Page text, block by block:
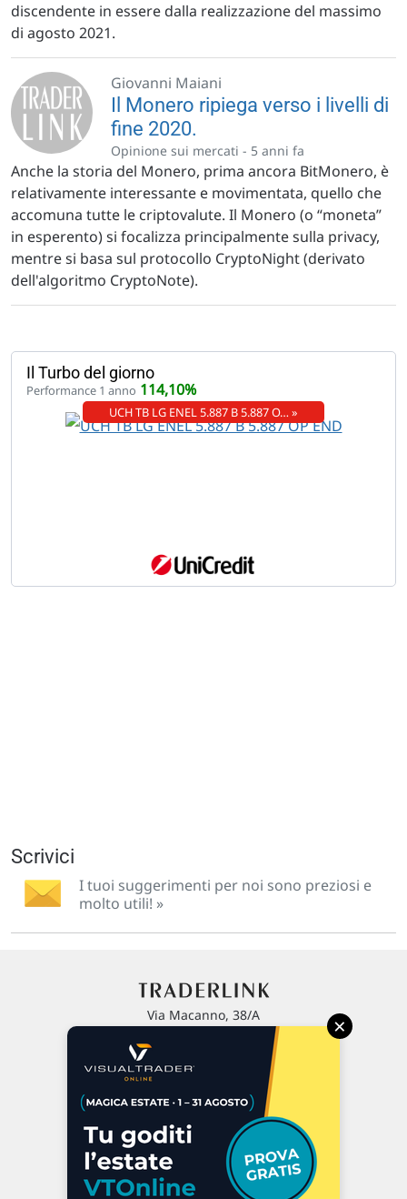
discendente in essere dalla realizzazione del massimo
di agosto 2021.
Giovanni Maiani
Il Monero ripiega verso i livelli di
fine 2020.
Opinione sui mercati - 5 anni fa
Anche la storia del Monero, prima ancora BitMonero, è
relativamente interessante e movimentata, quello che
accomuna tutte le criptovalute. Il Monero (o “moneta”
in esperento) si focalizza principalmente sulla privacy,
mentre si basa sul protocollo CryptoNight (derivato
dell'algoritmo CryptoNote).
Il Turbo del giorno
Performance 1 anno 114,10%
UCH TB LG ENEL 5.887 B 5.887 O… »
Scrivici
I tuoi suggerimenti per noi sono preziosi e
molto utili! »
Via Macanno, 38/A
P.IVA 02 452 460 401
Chi siamo
Commenti e segnalazioni
Contattaci
×